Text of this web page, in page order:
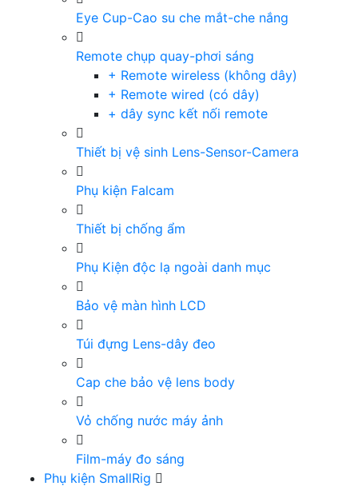
Eye Cup-Cao su che mắt-che nắng
Remote chụp quay-phơi sáng
+ Remote wireless (không dây)
+ Remote wired (có dây)
+ dây sync kết nối remote
Thiết bị vệ sinh Lens-Sensor-Camera
Phụ kiện Falcam
Thiết bị chống ẩm
Phụ Kiện độc lạ ngoài danh mục
Bảo vệ màn hình LCD
Túi đựng Lens-dây đeo
Cap che bảo vệ lens body
Vỏ chống nước máy ảnh
Film-máy đo sáng
Phụ kiện SmallRig